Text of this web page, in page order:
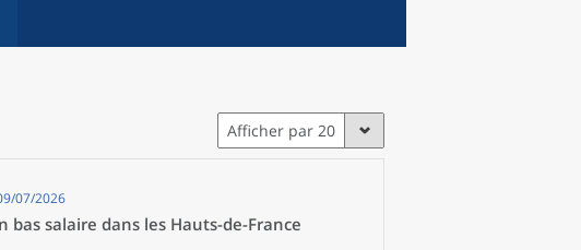
Afficher par 20
07/2026
salaire dans les Hauts-de-France